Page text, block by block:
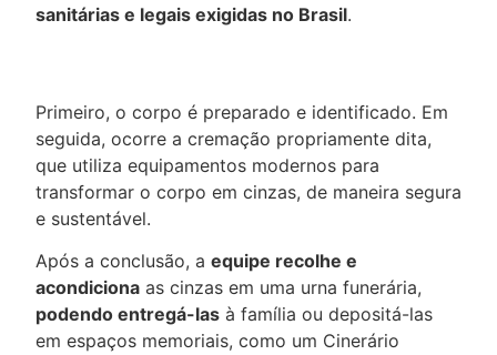
sanitárias e legais exigidas no Brasil.
Primeiro, o corpo é preparado e identificado. Em
seguida, ocorre a cremação propriamente dita,
que utiliza equipamentos modernos para
transformar o corpo em cinzas, de maneira segura
e sustentável.
Após a conclusão, a equipe recolhe e
acondiciona as cinzas em uma urna funerária,
podendo entregá-las à família ou depositá-las
em espaços memoriais, como um Cinerário